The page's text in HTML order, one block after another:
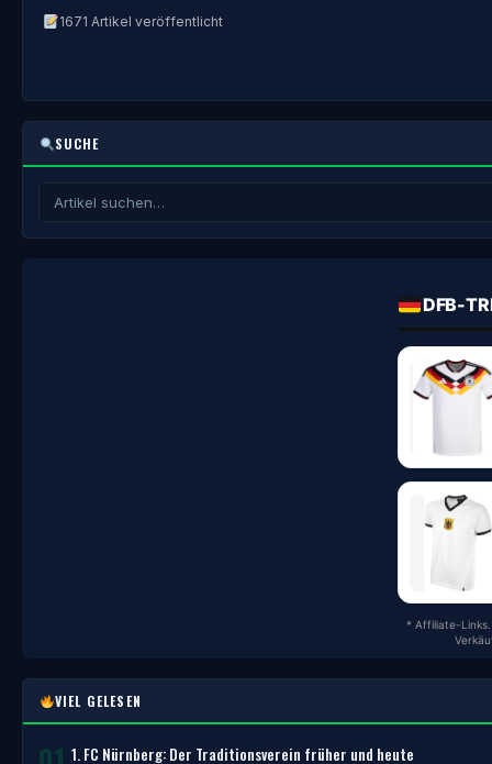
1671 Artikel veröffentlicht
SUCHE
DFB-
* Affiliate-
VIEL GELESEN
1. FC Nürnberg: Der Traditionsverein früher und heute